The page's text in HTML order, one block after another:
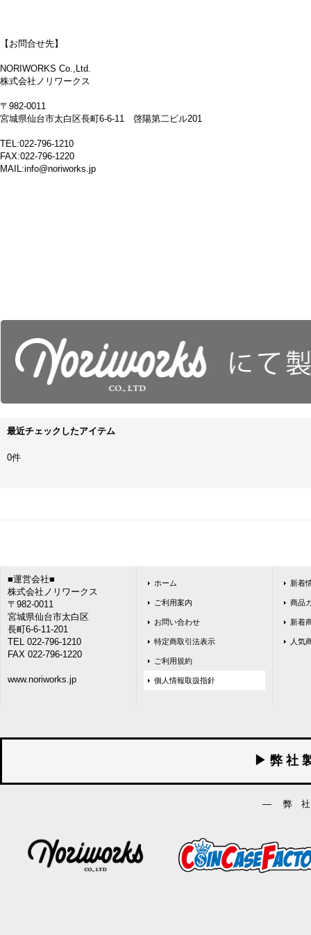
【お問合せ先】
NORIWORKS Co.,Ltd.
株式会社ノリワークス
〒982-0011
宮城県仙台市太白区長町6-6-11 啓陽第二ビル201
TEL:022-796-1210
FAX:022-796-1220
MAIL:info@noriworks.jp
最近チェックしたアイテム
0件
■運営会社■
株式会社ノリワークス
〒982-0011
宮城県仙台市太白区
長町6-6-11-201
TEL 022-796-1210
FAX 022-796-1220
www.noriworks.jp
ホーム
ご利用案内
お問い合わせ
特定商取引法表示
ご利用規約
個人情報取扱指針
新着
商品
新着
人気
▶ 弊 社
― 弊